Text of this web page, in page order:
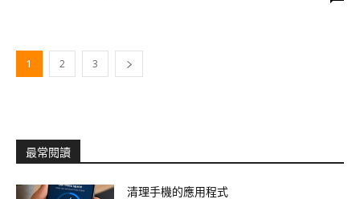
1 2 3
最常閱讀
清理手機的應用程式